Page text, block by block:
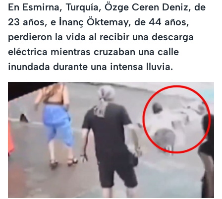
En Esmirna, Turquía, Özge Ceren Deniz, de
23 años, e İnanç Öktemay, de 44 años,
perdieron la vida al recibir una descarga
eléctrica mientras cruzaban una calle
inundada durante una intensa lluvia.